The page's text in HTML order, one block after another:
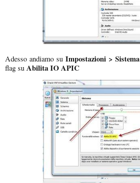
Adesso andiamo su Impostazioni > Sistema
flag su Abilita IO APIC